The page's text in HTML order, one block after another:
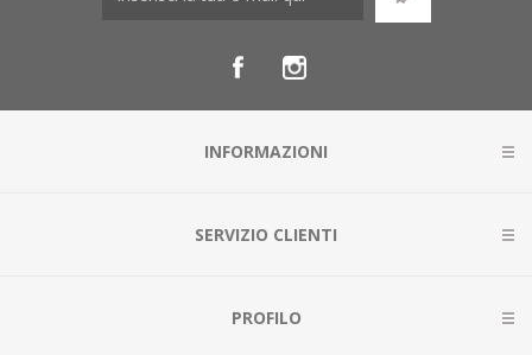
INFORMAZIONI
SERVIZIO CLIENTI
PROFILO